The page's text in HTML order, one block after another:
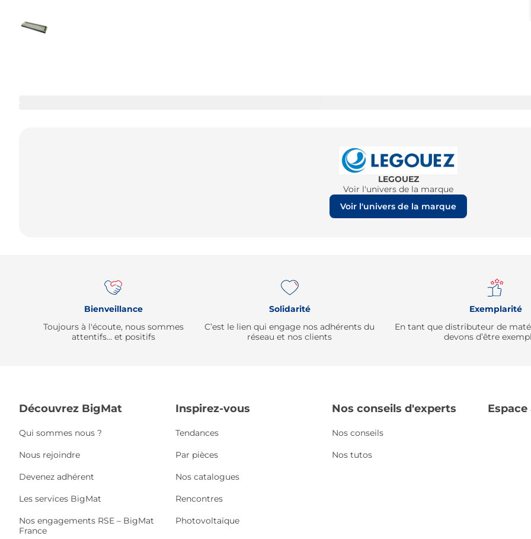
LEGOUEZ
Voir l'univers de la marque
Voir l'univers de la marque
Bienveillance
Toujours à l'écoute, nous sommes
attentifs… et positifs
Solidarité
C’est le lien qui engage nos adhérents du
réseau et nos clients
Exemplarité
En tant que distributeur de
devons d’être
Découvrez BigMat
Qui sommes nous ?
Nous rejoindre
Devenez adhérent
Les services BigMat
Nos engagements RSE – BigMat
France
Inspirez-vous
Tendances
Par pièces
Nos catalogues
Rencontres
Photovoltaïque
Nos conseils d'experts
Nos conseils
Nos tutos